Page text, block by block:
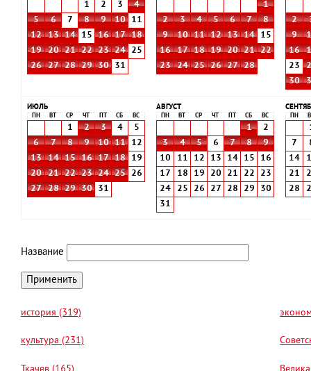
1 2 3
4
5
6 7 8 9 10
11
12
13 14 15 16 17
18
19
20 21 22 23 24
25
26
27 28 29 30 31
1
2
3 4 5 6 7
8
9
10 11 12 13 14
15
16
17 18 19 20 21
22
23
24 25 26 27 28
2
9
16
23
30
ИЮЛЬ
ПН ВТ СР ЧТ СБ ВС
1 2 3 4
5
6
7 8 9 10 11
12
13
14 15 16 17 18
19
20
21 22 23 24 25
26
27
28 29 30 31
АВГУСТ
ПН ВТ СР ЧТ СБ ВС
1
2
3
4 5 6 7 8
9
10
11 12 13 14 15
16
17
18 19 20 21 22
23
24
25 26 27 28 29
30
31
ПН
7
14
21
28
Название
история (319)
культура (231)
Ткачев (165)